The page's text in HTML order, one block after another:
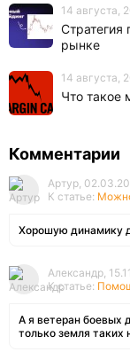
14 августа,
Стратегия
рынке
14 августа,
Что такое
Комментарии
Артур,
К статье:
Хорошую динамику
Александр,
К статье:
А я ветеран боевых
только земля таких